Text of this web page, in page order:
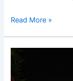
Read More »
Reklame